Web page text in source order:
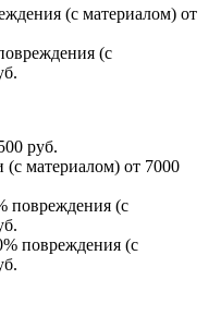
(с материалом) от
(с
руб.
(с материалом) от 7000
повреждения (с
повреждения (с